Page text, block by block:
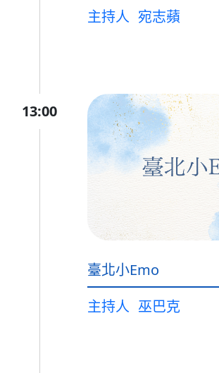
主持人 宛志蘋
13:00
臺北小Emo
主持人 巫巴克